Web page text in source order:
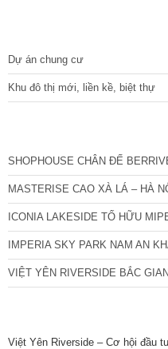
Dự án chung cư
Khu đô thị mới, liền kề, biệt thự
SHOPHOUSE CHÂN ĐẾ
MASTERISE CAO XÀ LÁ – HÀ
ICONIA LAKESIDE TỐ HỮU
IMPERIA SKY PARK NAM AN
VIỆT YÊN RIVERSIDE BẮC
Việt Yên Riverside – Cơ hội đầu